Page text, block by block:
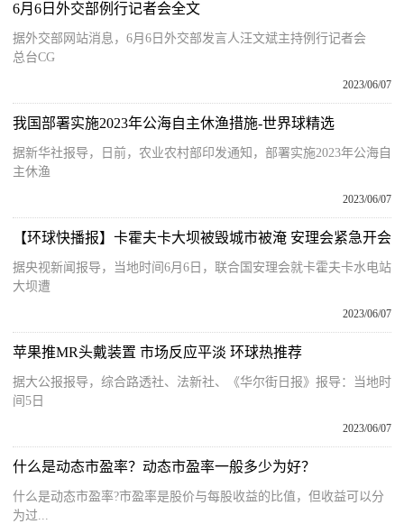
6月6日外交部例行记者会全文
据外交部网站消息，6月6日外交部发言人汪文斌主持例行记者会
总台CG
2023/06/07
我国部署实施2023年公海自主休渔措施-世界球精选
据新华社报导，日前，农业农村部印发通知，部署实施2023年公海自
主休渔
2023/06/07
【环球快播报】卡霍夫卡大坝被毁城市被淹 安理会紧急开会
据央视新闻报导，当地时间6月6日，联合国安理会就卡霍夫卡水电站
大坝遭
2023/06/07
苹果推MR头戴装置 市场反应平淡 环球热推荐
据大公报报导，综合路透社、法新社、《华尔街日报》报导：当地时
间5日
2023/06/07
什么是动态市盈率？动态市盈率一般多少为好？
什么是动态市盈率?市盈率是股价与每股收益的比值，但收益可以分
为过...